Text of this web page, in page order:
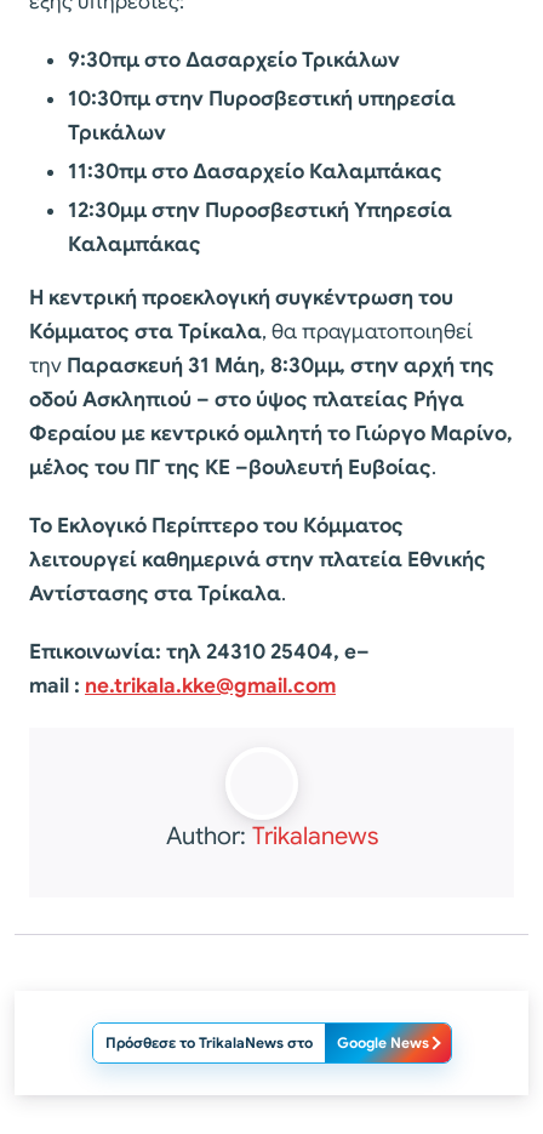
9:30πμ στο Δασαρχείο Τρικάλων
10:30πμ στην Πυροσβεστική υπηρεσία
Τρικάλων
11:30πμ στο Δασαρχείο Καλαμπάκας
12:30μμ στην Πυροσβεστική Υπηρεσία
Καλαμπάκας
Η κεντρική προεκλογική συγκέντρωση του
Κόμματος στα Τρίκαλα, θα πραγματοποιηθεί
την Παρασκευή 31 Μάη, 8:30μμ, στην αρχή της
οδού Ασκληπιού – στο ύψος πλατείας Ρήγα
Φεραίου με κεντρικό ομιλητή το Γιώργο Μαρίνο,
μέλος του ΠΓ της ΚΕ –βουλευτή Ευβοίας.
Το Εκλογικό Περίπτερο του Κόμματος
λειτουργεί καθημερινά στην πλατεία Εθνικής
Αντίστασης στα Τρίκαλα.
Επικοινωνία: τηλ 24310 25404, e–
mail : ne.trikala.kke@gmail.com
Author: Trikalanews
Πρόσθεσε το TrikalaNews στο Google News